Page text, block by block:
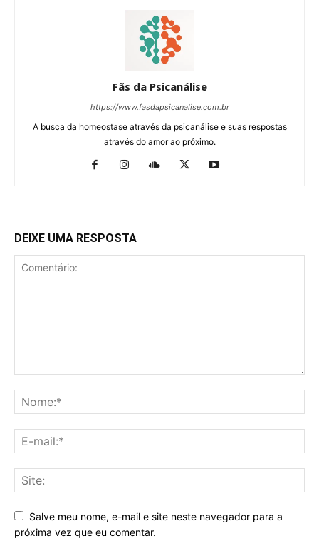
Fãs da Psicanálise
https://www.fasdapsicanalise.com.br
A busca da homeostase através da psicanálise e suas respostas
através do amor ao próximo.
DEIXE UMA RESPOSTA
Salve meu nome, e-mail e site neste navegador para a
próxima vez que eu comentar.